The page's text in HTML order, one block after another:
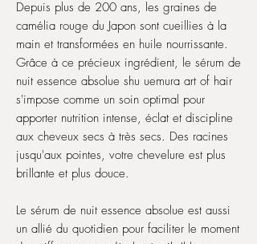
Depuis plus de 200 ans, les graines de
camélia rouge du Japon sont cueillies à la
main et transformées en huile nourrissante.
Grâce à ce précieux ingrédient, le sérum de
nuit essence absolue shu uemura art of hair
s'impose comme un soin optimal pour
apporter nutrition intense, éclat et discipline
aux cheveux secs à très secs. Des racines
jusqu'aux pointes, votre chevelure est plus
brillante et plus douce.
Le sérum de nuit essence absolue est aussi
un allié du quotidien pour faciliter le moment